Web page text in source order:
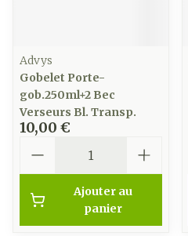
Advys
Gobelet Porte-
gob.250ml+2 Bec
Verseurs Bl. Transp.
10,00 €
Ajouter au
panier